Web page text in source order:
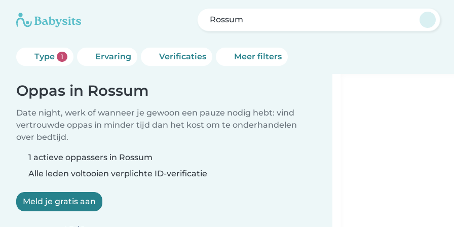
Rossum
Type 1 Ervaring Verificaties Meer filters
Oppas in Rossum
Date night, werk of wanneer je gewoon een pauze nodig hebt: vind
vertrouwde oppas in minder tijd dan het kost om te onderhandelen
over bedtijd.
1 actieve oppassers in Rossum
Alle leden voltooien verplichte ID-verificatie
Meld je gratis aan